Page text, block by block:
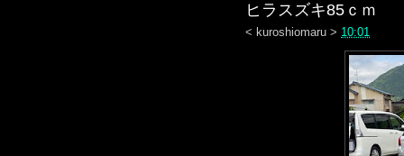
ヒラスズキ85ｃｍ
< kuroshiomaru > 10:01